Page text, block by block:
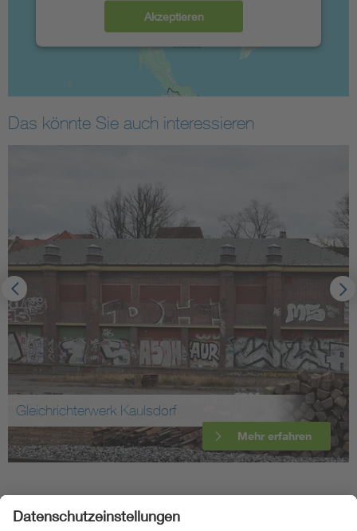
Akzeptieren
Das könnte Sie auch interessieren
Gleichrichterwerk Kaulsdorf
Mehr erfahren